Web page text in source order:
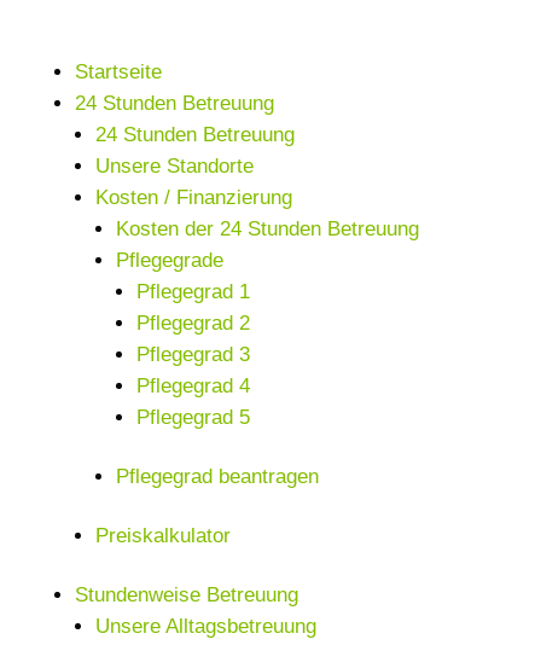
Startseite
24 Stunden Betreuung
24 Stunden Betreuung
Unsere Standorte
Kosten / Finanzierung
Kosten der 24 Stunden Betreuung
Pflegegrade
Pflegegrad 1
Pflegegrad 2
Pflegegrad 3
Pflegegrad 4
Pflegegrad 5
Pflegegrad beantragen
Preiskalkulator
Stundenweise Betreuung
Unsere Alltagsbetreuung